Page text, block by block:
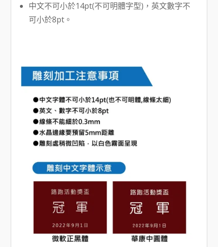
中文不可小於14pt(不可明體字型)，英文數字不
可小於8pt。